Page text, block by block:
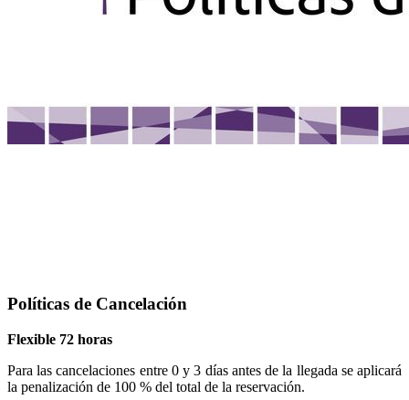
Políticas de Cancelación
Flexible 72 horas
Para las cancelaciones entre 0 y 3 días antes de la llegada se aplicará
la penalización de 100 % del total de la reservación.